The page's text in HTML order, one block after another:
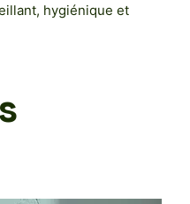
hygiénique et